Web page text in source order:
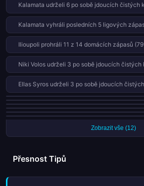
Kalamata udrželi 6 po sobě jdoucích čistých
Kalamata vyhráli posledních 5 ligových
Ilioupoli prohráli 11 z 14 domácích zápasů
Niki Volos udrželi 3 po sobě jdoucích čistých
Ellas Syros udrželi 3 po sobě jdoucích
Panargiakos prohráli 10 z 14 domácích zápasů
Ilioupoli inkasovali v každém ze svých
Olympiakos Pireus II vyhráli posledních 3
Anagennisi Karditsa vyhráli posledních 3
PAOK II skórovali v každém ze svých
Zobrazit vše (12)
Přesnost Tipů